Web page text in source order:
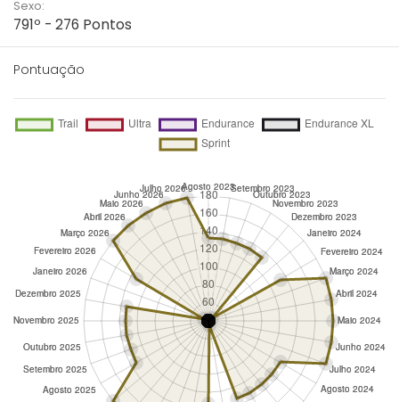
Sexo:
791º - 276 Pontos
Pontuação